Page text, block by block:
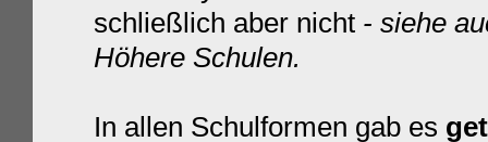
schließlich aber nicht - siehe
Höhere Schulen.
In allen Schulformen gab es